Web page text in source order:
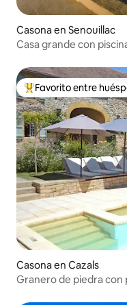
Casona en Senouillac
Casa grande con
Favorito entre los
Favorito entre
Casona en Cazals
Granero de piedra con